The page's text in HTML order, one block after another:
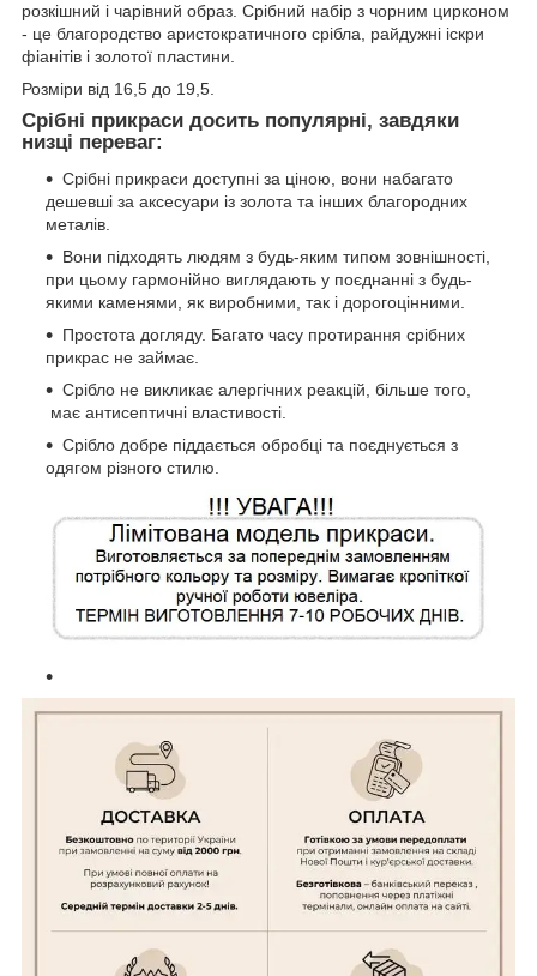
розкішний і чарівний образ. Срібний набір з чорним цирконом
- це благородство аристократичного срібла, райдужні іскри
фіанітів і золотої пластини.
Розміри від 16,5 до 19,5.
Срібні прикраси досить популярні, завдяки
низці переваг:
Срібні прикраси доступні за ціною, вони набагато
дешевші за аксесуари із золота та інших благородних
металів.
Вони підходять людям з будь-яким типом зовнішності,
при цьому гармонійно виглядають у поєднанні з будь-
якими каменями, як виробними, так і дорогоцінними.
Простота догляду. Багато часу протирання срібних
прикрас не займає.
Срібло не викликає алергічних реакцій, більше того,
має антисептичні властивості.
Срібло добре піддається обробці та поєднується з
одягом різного стилю.